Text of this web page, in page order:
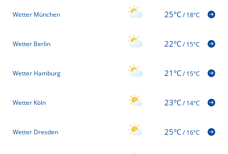
Wetter München 25°C/18°C
Wetter Berlin 22°C/15°C
Wetter Hamburg 21°C/15°C
Wetter Köln 23°C/14°C
Wetter Dresden 25°C/16°C